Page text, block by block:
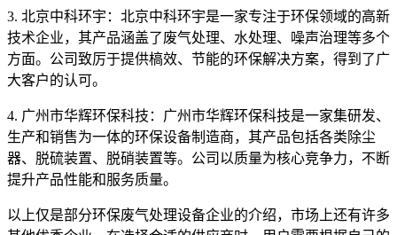
3. 北京中科环宇：北京中科环宇是一家专注于环保领域的高新
技术企业，其产品涵盖了废气处理、水处理、噪声治理等多个
方面。公司致厉于提供槁效、节能的环保解决方案，得到了广
大客户的认可。
4. 广州市华辉环保科技：广州市华辉环保科技是一家集研发、
生产和销售为一体的环保设备制造商，其产品包括各类除尘
器、脱硫装置、脱硝装置等。公司以质量为核心竞争力，不断
提升产品性能和服务质量。
以上仅是部分环保废气处理设备企业的介绍，市场上还有许多